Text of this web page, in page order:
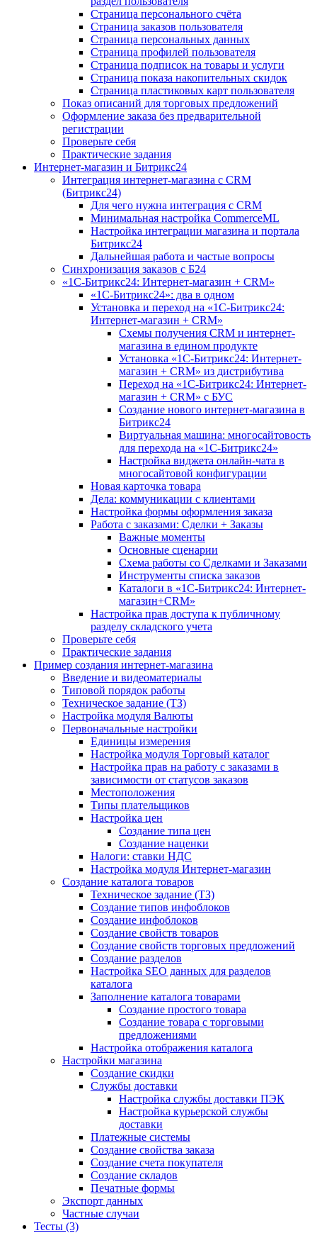
Страница персонального счёта
Страница заказов пользователя
Страница персональных данных
Страница профилей пользователя
Страница подписок на товары и услуги
Страница показа накопительных скидок
Страница пластиковых карт пользователя
Показ описаний для торговых предложений
Оформление заказа без предварительной
регистрации
Проверьте себя
Практические задания
Интернет-магазин и Битрикс24
Интеграция интернет-магазина с CRM
(Битрикс24)
Для чего нужна интеграция с CRM
Минимальная настройка CommerceML
Настройка интеграции магазина и портала
Битрикс24
Дальнейшая работа и частые вопросы
Синхронизация заказов с Б24
«1С-Битрикс24: Интернет-магазин + CRM»
«1С-Битрикс24»: два в одном
Установка и переход на «1С-Битрикс24:
Интернет-магазин + CRM»
Схемы получения CRM и интернет-
магазина в едином продукте
Установка «1С-Битрикс24: Интернет-
магазин + CRM» из дистрибутива
Переход на «1С-Битрикс24: Интернет-
магазин + CRM» с БУС
Создание нового интернет-магазина в
Битрикс24
Виртуальная машина: многосайтовость
для перехода на «1С-Битрикс24»
Настройка виджета онлайн-чата в
многосайтовой конфигурации
Новая карточка товара
Дела: коммуникации с клиентами
Настройка формы оформления заказа
Работа с заказами: Сделки + Заказы
Важные моменты
Основные сценарии
Схема работы со Сделками и Заказами
Инструменты списка заказов
Каталоги в «1С-Битрикс24: Интернет-
магазин+CRM»
Настройка прав доступа к публичному
разделу складского учета
Проверьте себя
Практические задания
Пример создания интернет-магазина
Введение и видеоматериалы
Типовой порядок работы
Техническое задание (ТЗ)
Настройка модуля Валюты
Первоначальные настройки
Единицы измерения
Настройка модуля Торговый каталог
Настройка прав на работу с заказами в
зависимости от статусов заказов
Местоположения
Типы плательщиков
Настройка цен
Создание типа цен
Создание наценки
Налоги: ставки НДС
Настройка модуля Интернет-магазин
Создание каталога товаров
Техническое задание (ТЗ)
Создание типов инфоблоков
Создание инфоблоков
Создание свойств товаров
Создание свойств торговых предложений
Создание разделов
Настройка SEO данных для разделов
каталога
Заполнение каталога товарами
Создание простого товара
Создание товара с торговыми
предложениями
Настройка отображения каталога
Настройки магазина
Создание скидки
Службы доставки
Настройка службы доставки ПЭК
Настройка курьерской службы
доставки
Платежные системы
Создание свойства заказа
Создание счета покупателя
Создание складов
Печатные формы
Экспорт данных
Частные случаи
Тесты (3)